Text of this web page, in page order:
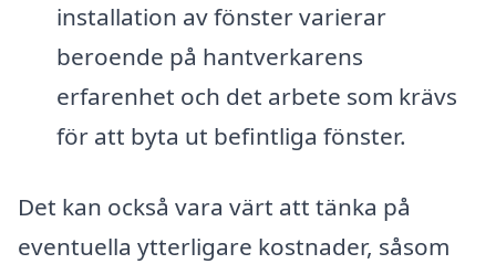
installation av fönster varierar
beroende på hantverkarens
erfarenhet och det arbete som krävs
för att byta ut befintliga fönster.
Det kan också vara värt att tänka på
eventuella ytterligare kostnader, såsom